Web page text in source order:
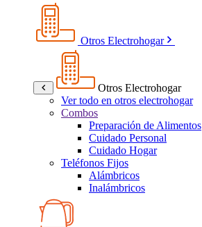
Otros Electrohogar
Otros Electrohogar
Ver todo en otros electrohogar
Combos
Preparación de Alimentos
Cuidado Personal
Cuidado Hogar
Teléfonos Fijos
Alámbricos
Inalámbricos